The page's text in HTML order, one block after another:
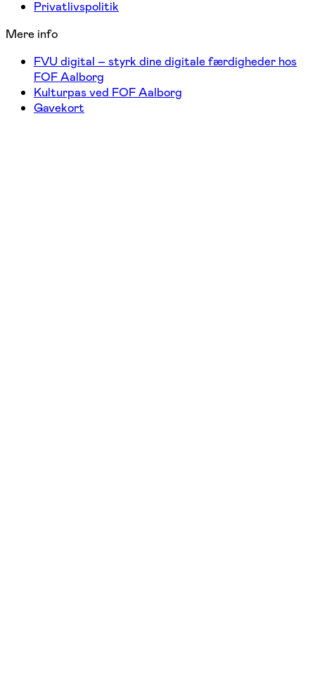
Privatlivspolitik
Mere info
FVU digital – styrk dine digitale færdigheder hos
FOF Aalborg
Kulturpas ved FOF Aalborg
Gavekort